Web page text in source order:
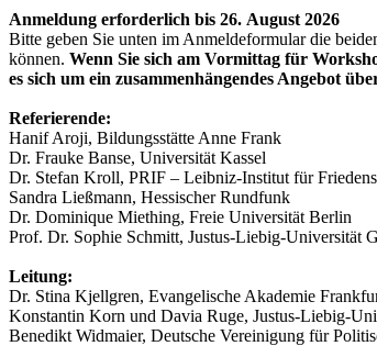
Anmeldung erforderlich bis 26. August 2026
Bitte geben Sie unten im Anmeldeformular die
können. Wenn Sie sich am Vormittag für
es sich um ein zusammenhängendes Angebot
Referierende:
Hanif Aroji, Bildungsstätte Anne Frank
Dr. Frauke Banse, Universität Kassel
Dr. Stefan Kroll, PRIF – Leibniz-Institut für
Sandra Ließmann, Hessischer Rundfunk
Dr. Dominique Miething, Freie Universität Berlin
Prof. Dr. Sophie Schmitt, Justus-Liebig-Universität
Leitung:
Dr. Stina Kjellgren, Evangelische Akademie
Konstantin Korn und Davia Ruge, Justus-Liebig-
Benedikt Widmaier, Deutsche Vereinigung für